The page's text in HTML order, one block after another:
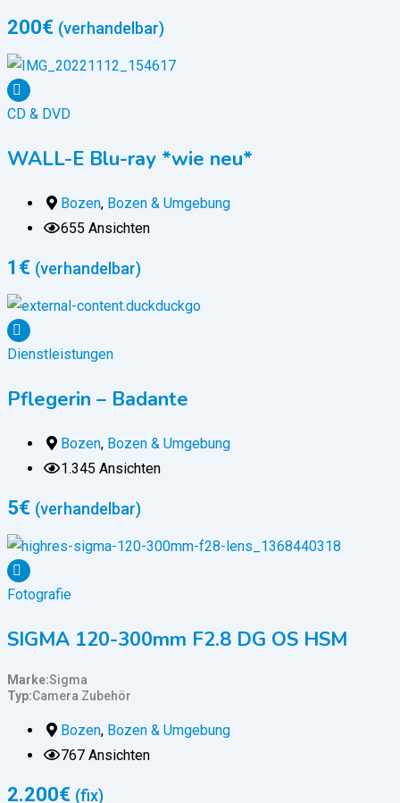
200€ (verhandelbar)
CD & DVD
WALL-E Blu-ray *wie neu*
Bozen, Bozen & Umgebung
655 Ansichten
1 € (verhandelbar)
Dienstleistungen
Pflegerin – Badante
Bozen, Bozen & Umgebung
1.345 Ansichten
5€ (verhandelbar)
Fotografie
SIGMA 120-300mm F2.8 DG OS HSM
Marke Sigma
Typ Camera Zubehör
Bozen, Bozen & Umgebung
767 Ansichten
2.200€ (fix)